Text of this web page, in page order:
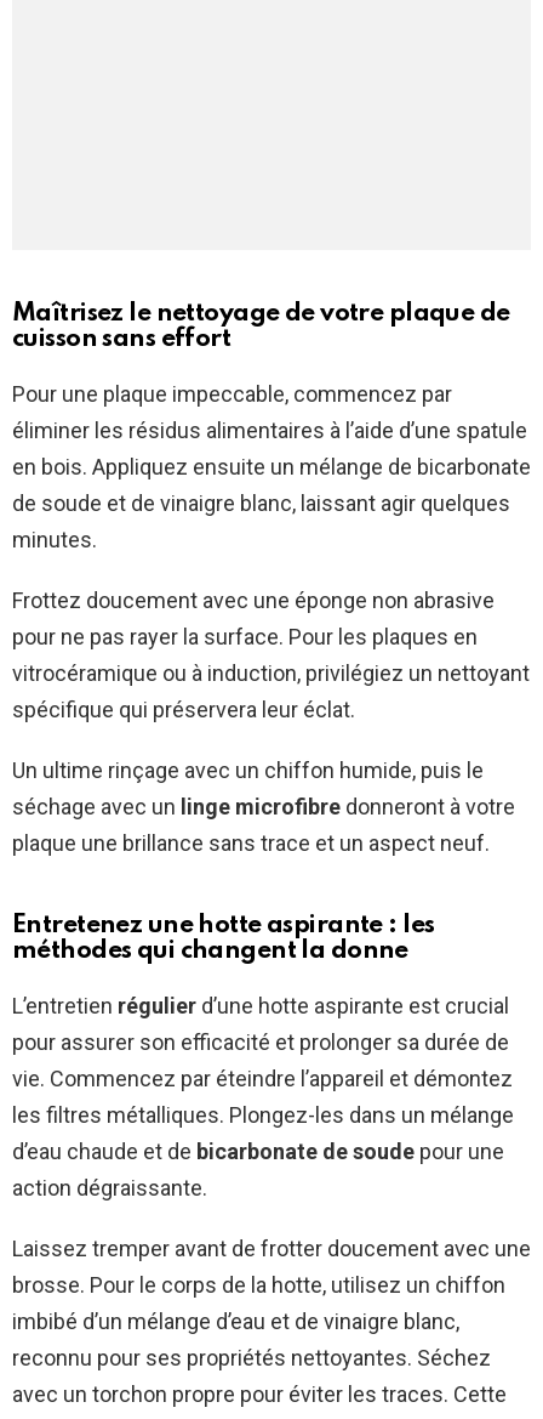
Maîtrisez le nettoyage de votre plaque de
cuisson sans effort
Pour une plaque impeccable, commencez par
éliminer les résidus alimentaires à l’aide d’une spatule
en bois. Appliquez ensuite un mélange de bicarbonate
de soude et de vinaigre blanc, laissant agir quelques
minutes.
Frottez doucement avec une éponge non abrasive
pour ne pas rayer la surface. Pour les plaques en
vitrocéramique ou à induction, privilégiez un nettoyant
spécifique qui préservera leur éclat.
Un ultime rinçage avec un chiffon humide, puis le
séchage avec un linge microfibre donneront à votre
plaque une brillance sans trace et un aspect neuf.
Entretenez une hotte aspirante : les
méthodes qui changent la donne
L’entretien régulier d’une hotte aspirante est crucial
pour assurer son efficacité et prolonger sa durée de
vie. Commencez par éteindre l’appareil et démontez
les filtres métalliques. Plongez-les dans un mélange
d’eau chaude et de bicarbonate de soude pour une
action dégraissante.
Laissez tremper avant de frotter doucement avec une
brosse. Pour le corps de la hotte, utilisez un chiffon
imbibé d’un mélange d’eau et de vinaigre blanc,
reconnu pour ses propriétés nettoyantes. Séchez
avec un torchon propre pour éviter les traces. Cette